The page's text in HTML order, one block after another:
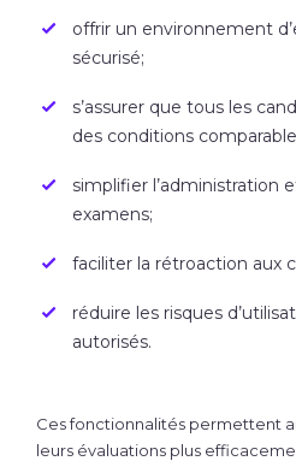
offrir un environnement
sécurisé;
s’assurer que tous les
des conditions
simplifier l’administration
examens;
faciliter la rétroaction aux
réduire les risques
autorisés.
Ces fonctionnalités permettent
leurs évaluations plus